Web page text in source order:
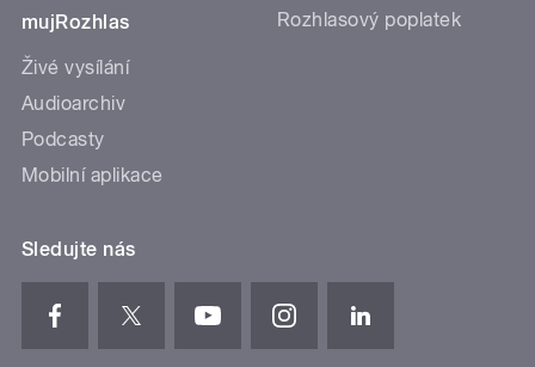
mujRozhlas
Živé vysílání
Audioarchiv
Podcasty
Mobilní aplikace
Rozhlasový poplatek
Sledujte nás